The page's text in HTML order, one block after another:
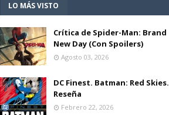
LO MÁS VISTO
Crítica de Spider-Man: Brand
New Day (Con Spoilers)
Agosto 03, 2026
DC Finest. Batman: Red Skies.
Reseña
Febrero 22, 2026